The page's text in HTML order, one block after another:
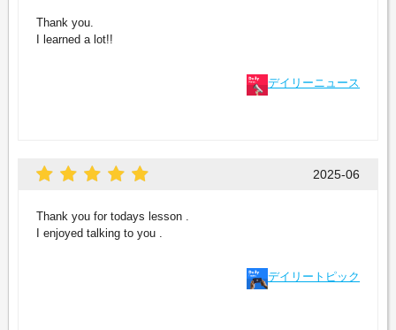
Thank you.
I learned a lot!!
デイリーニュース
2025-06
Thank you for todays lesson .
I enjoyed talking to you .
デイリートピック